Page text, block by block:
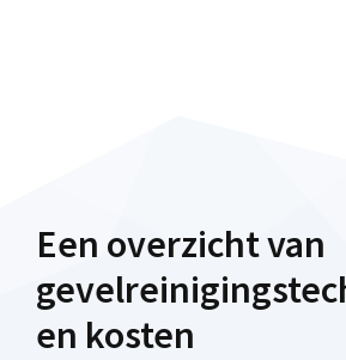
Een overzicht van
en kosten